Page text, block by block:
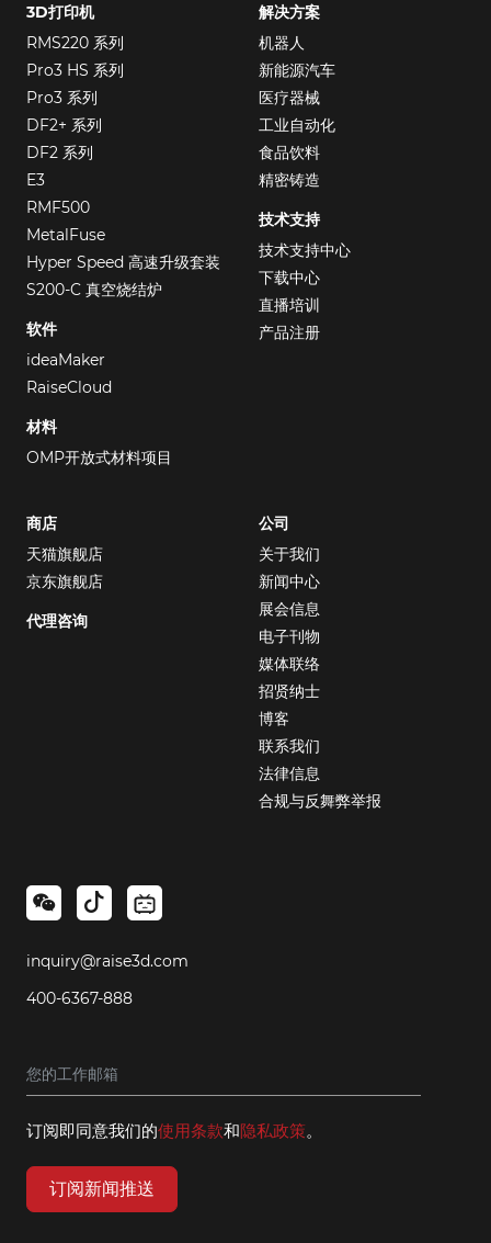
3D打印机
RMS220 系列
Pro3 HS 系列
Pro3 系列
DF2+ 系列
DF2 系列
E3
RMF500
MetalFuse
Hyper Speed 高速升级套装
S200-C 真空烧结炉
软件
ideaMaker
RaiseCloud
材料
OMP开放式材料项目
解决方案
机器人
新能源汽车
医疗器械
工业自动化
食品饮料
精密铸造
技术支持
技术支持中心
下载中心
直播培训
产品注册
商店
天猫旗舰店
京东旗舰店
代理咨询
公司
关于我们
新闻中心
展会信息
电子刊物
媒体联络
招贤纳士
博客
联系我们
法律信息
合规与反舞弊举报
inquiry@raise3d.com
400-6367-888
订阅即同意我们的使用条款和隐私政策。
订阅新闻推送